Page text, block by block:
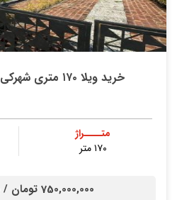
خرید ویلا ۱۷۰ متری شهرکی در افراسیاب کلا نور
متــــراژ
۱۷۰ متر
750,000,000 تومان /